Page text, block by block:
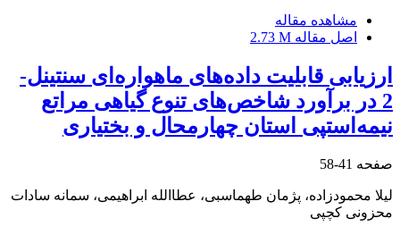
مشاهده مقاله
اصل مقاله 2.73 M
ارزیابی قابلیت داده‌های ماهواره‌ای سنتینل-
2 در برآورد شاخص‌های تنوع گیاهی مراتع
نیمه‌استپی استان چهارمحال و بختیاری
صفحه 41-58
لیلا محمودزاده، پژمان طهماسبی، عطاالله ابراهیمی، سمانه سادات
محزونی کچپی